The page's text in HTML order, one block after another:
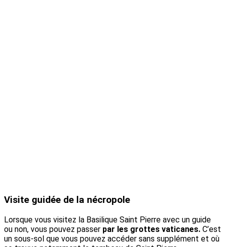
Visite guidée de la nécropole
Lorsque vous visitez la Basilique Saint Pierre avec un guide
ou non, vous pouvez passer par les grottes vaticanes. C’est
un sous-sol que vous pouvez accéder sans supplément et où